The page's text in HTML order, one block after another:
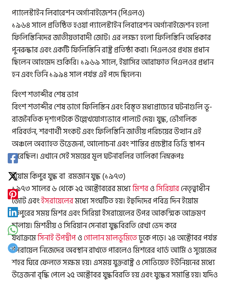
প্যালেস্টাইন লিবারেশন অর্গানাইজেশন (পিএলও)
১৯৬৪ সালে প্রতিষ্ঠিত হওয়া প্যালেস্টাইন লিবারেশন অর্গানাইজেশন হলো
ফিলিস্তিনিদের জাতীয়তাবাদী জোট। এর লক্ষ্য হলো ফিলিস্তিনি অধিকার
পুনরুদ্ধার এবং একটি ফিলিস্তিনি রাষ্ট্র প্রতিষ্ঠা করা। পিএলওর প্রথম প্রধান
ছিলেন আহমেদ শুকিরি। ১৯৬৯ সালে, ইয়াসির আরাফাত পিএলওর প্রধান
হন এবং তিনি ১৯৯৪ সাল পর্যন্ত এই পদে ছিলেন।
বিংশ শতাব্দীর শেষ ভাগ
বিংশ শতাব্দীর শেষ ভাগে ফিলিস্তিন এবং বিস্তৃত মধ্যপ্রাচ্যের ঘটনাগুলি ভূ-
রাজনৈতিক দৃশ্যপটকে উল্লেখযোগ্যভাবে পালটে দেয়। যুদ্ধ, ভৌগলিক
পরিবর্তন, শরণার্থী সংকট এবং ফিলিস্তিনি জাতীয় পরিচয়ের উত্থান এই
অঞ্চলে অব্যাহত উত্তেজনা, আলোচনা এবং শান্তির প্রচেষ্টার ভিত্তি স্থাপন
করেছিল। এখানে সেই সময়ের মূল ঘটনাবলির তালিকা নিম্নরূপঃ
ইয়োম কিপুর যুদ্ধ বা রমজান যুদ্ধ (১৯৭৩)
১৯৭৩ সালের ৬ থেকে ২৫ অক্টোবরের মধ্যেমিশরওসিরিয়ারনেতৃত্বাধীন
জোট এবংইসরায়েলেরমধ্যে সংঘটিত হয়। ইহুদিদের পবিত্র দিন ইয়োম
কিপুরের সময় মিশর এবং সিরিয়া ইসরায়েলের উপর আকস্মিক আক্রমণ
চালায়। মিশরীয় ও সিরিয়ান সেনারা যুদ্ধবিরতি রেখা ভেদ করে
যথাক্রমেসিনাই উপদ্বীপওগোলান মালভূমিতেঢুকে পড়ে। ২৪ অক্টোবর পর্যন্ত
ইসরায়েল নিজেদের অবস্থান রাখতে পারলেও মিশরের থার্ড আর্মি ও সুয়েজের
শহর ঘিরে ফেলতে সক্ষম হয়। এসময় যুক্তরাষ্ট্র ও সোভিয়েত ইউনিয়নের মধ্যে
উত্তেজনা বৃদ্ধি পেলে ২৫ অক্টোবর যুদ্ধবিরতি হয় এবং যুদ্ধের সমাপ্তি হয়। যদিও